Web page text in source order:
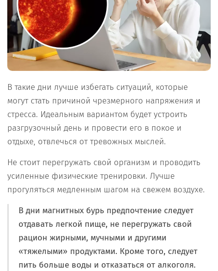
В такие дни лучше избегать ситуаций, которые
могут стать причиной чрезмерного напряжения и
стресса. Идеальным вариантом будет устроить
разгрузочный день и провести его в покое и
отдыхе, отвлечься от тревожных мыслей.
Не стоит перегружать свой организм и проводить
усиленные физические тренировки. Лучше
прогуляться медленным шагом на свежем воздухе.
В дни магнитных бурь предпочтение следует
отдавать легкой пище, не перегружать свой
рацион жирными, мучными и другими
«тяжелыми» продуктами. Кроме того, следует
пить больше воды и отказаться от алкоголя.